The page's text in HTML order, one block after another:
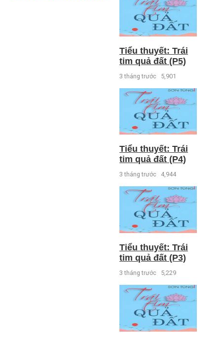
Tiểu thuyết: Trái
tim quả đất (P5)
3 tháng trước 5,901
Tiểu thuyết: Trái
tim quả đất (P4)
3 tháng trước 4,944
Tiểu thuyết: Trái
tim quả đất (P3)
3 tháng trước 5,229